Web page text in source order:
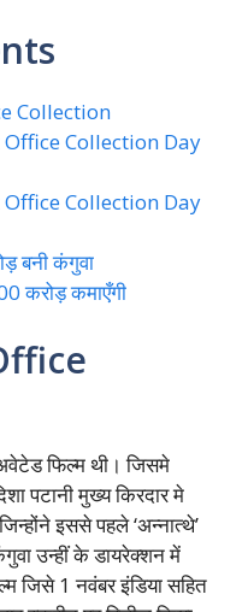
Collection
Collection Day
Collection Day
बनी कंगुवा
करोड़ कमाएँगी
फिल्म थी। जिसमे
पटानी मुख्य किरदार मे
इससे पहले ‘अन्नात्थे’
उन्हीं के डायरेक्शन में
जिसे 1 नवंबर इंडिया सहित